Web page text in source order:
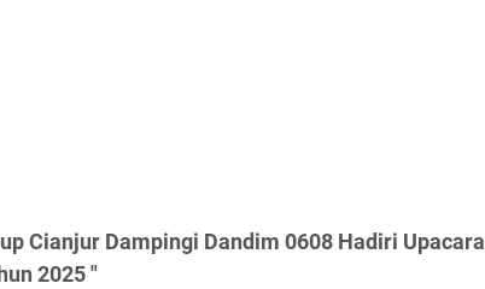
Cianjur Dampingi Dandim 0608 Hadiri Upacara
2025 "